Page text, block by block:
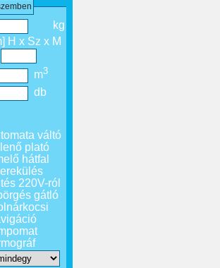
kg
H x Sz x M
m3
db
váltó
plató
hátfal
220V-ról
gátló